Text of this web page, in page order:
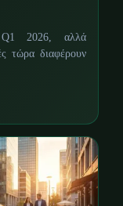
2026, αλλά
τώρα διαφέρουν